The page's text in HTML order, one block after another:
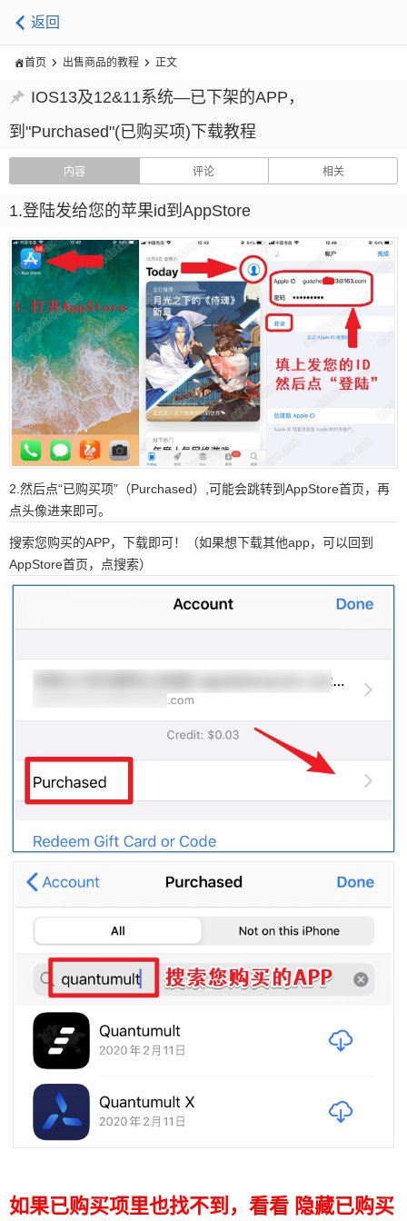
返回
首页 出售商品的教程 正文
IOS13及12&11系统—已下架的APP，
到"Purchased"(已购买项)下载教程
内容 评论 相关
1.登陆发给您的苹果id到AppStore
2.然后点“已购买项”（Purchased）,可能会跳转到AppStore首页，再
点头像进来即可。
搜索您购买的APP，下载即可！（如果想下载其他app，可以回到
AppStore首页，点搜索）
如果已购买项里也找不到，看看 隐藏已购买